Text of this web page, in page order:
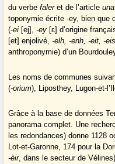
du verbefaleret de l’articleuna
toponymie écrite -ey, bien que
(-ei [ej],-ey [ɛ] d’origine
[et] enjolivé,-elh, -enh, -eit, -
anthroponymie) d’un
Les noms de communes
(-orium), Liposthey, Lugon-et-
Grâce à la base de données
panorama complet. Une
les redondances) donne 1128
Lot-et-Garonne, 174 pour la
-èir, dans le secteur de